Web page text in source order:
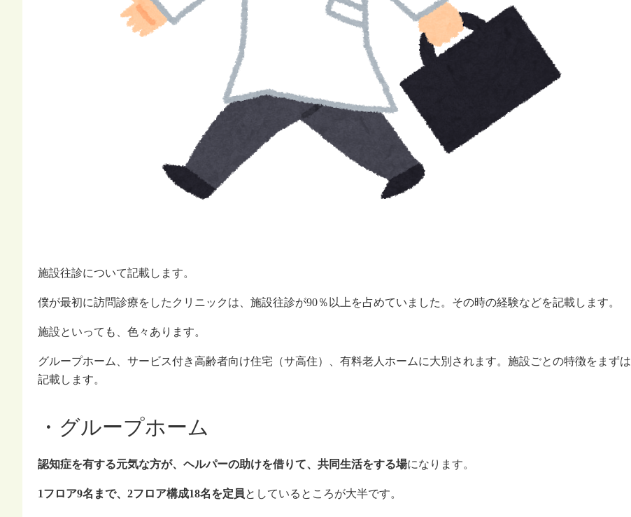
施設往診について記載します。
僕が最初に訪問診療をしたクリニックは、施設往診が90％以上を占めていました。その時の経験などを記載します。
施設といっても、色々あります。
グループホーム、サービス付き高齢者向け住宅（サ高住）、有料老人ホームに大別されます。施設ごとの特徴をまずは
記載します。
・グループホーム
認知症を有する元気な方が、ヘルパーの助けを借りて、共同生活をする場になります。
1フロア9名まで、2フロア構成18名を定員としているところが大半です。